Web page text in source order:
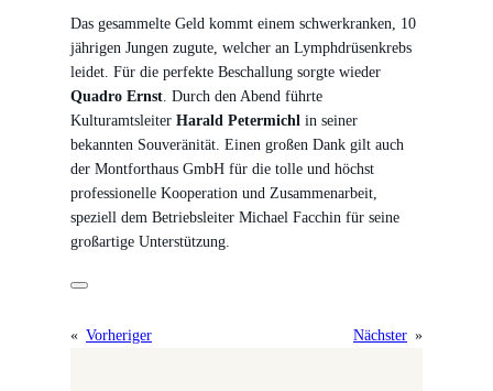
Das gesammelte Geld kommt einem schwerkranken, 10
jährigen Jungen zugute, welcher an Lymphdrüsenkrebs
leidet. Für die perfekte Beschallung sorgte wieder
Quadro Ernst . Durch den Abend führte
Kulturamtsleiter Harald Petermichl in seiner
bekannten Souveränität. Einen großen Dank gilt auch
der Montforthaus GmbH für die tolle und höchst
professionelle Kooperation und Zusammenarbeit,
speziell dem Betriebsleiter Michael Facchin für seine
großartige Unterstützung.
« Vorheriger Nächster »